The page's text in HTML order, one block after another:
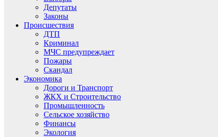
Депутаты
Законы
Происшествия
ДТП
Криминал
МЧС предупреждает
Пожары
Скандал
Экономика
Дороги и Транспорт
ЖКХ и Строительство
Промышленность
Сельское хозяйство
Финансы
Экология